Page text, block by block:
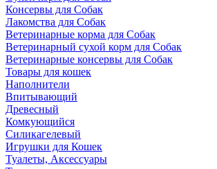
Консервы для Собак
Лакомства для Собак
Ветеринарные корма для Собак
Ветеринарный сухой корм для Собак
Ветеринарные консервы для Собак
Товары для кошек
Наполнители
Впитывающий
Древесный
Комкующийся
Силикагелевый
Игрушки для Кошек
Туалеты, Аксессуары